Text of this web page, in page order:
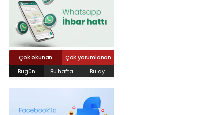
Çok okunan
Çok yorumlanan
Bugün
Bu hafta Bu ay
Yahya Kaptan Mahallesi Akkavaklar
kocaelisokak@gmail.com